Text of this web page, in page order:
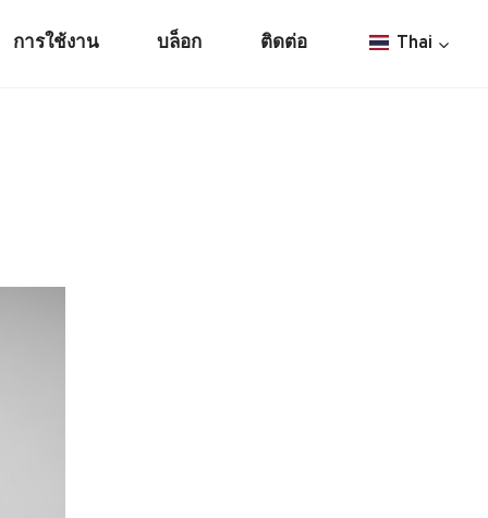
การใช้งาน บล็อก ติดต่อ Thai